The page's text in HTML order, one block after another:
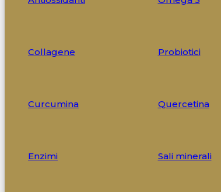
Collagene
Curcumina
Enzimi
Probiotici
Quercetina
Sali minerali